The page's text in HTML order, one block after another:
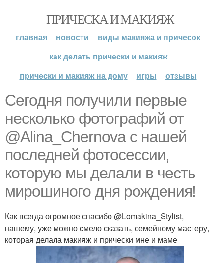
ПРИЧЕСКА И МАКИЯЖ
главная новости
виды макияжа и причесок
как делать прически и макияж
прически и макияж на дому
игры отзывы
Сегодня получили первые
несколько фотографий от
@Alina_Chernova с нашей
последней фотосессии,
которую мы делали в честь
мирошиного дня рождения!
Как всегда огромное спасибо @Lomakina_Stylist,
нашему, уже можно смело сказать, семейному мастеру,
которая делала макияж и прически мне и маме